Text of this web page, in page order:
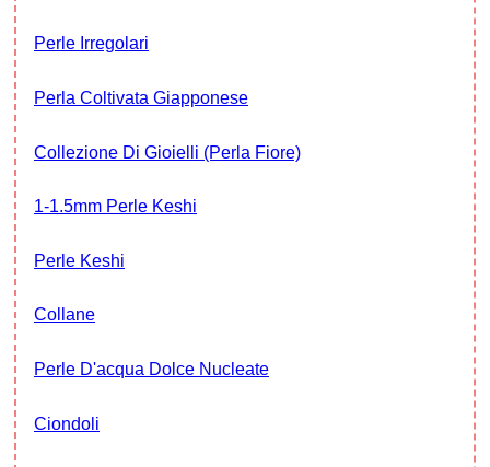
Perle Irregolari
Perla Coltivata Giapponese
Collezione Di Gioielli (Perla Fiore)
1-1.5mm Perle Keshi
Perle Keshi
Collane
Perle D'acqua Dolce Nucleate
Ciondoli